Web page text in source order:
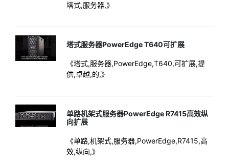
塔式,服务器,》
塔式服务器PowerEdge T640可扩展
《塔式,服务器,PowerEdge,T640,可扩展,提
供,卓越,的,》
单路机架式服务器PowerEdge R7415高效纵
向扩展
《单路,机架式,服务器,PowerEdge,R7415,高
效,纵向,》